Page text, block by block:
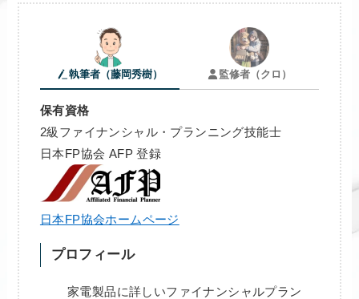
執筆者（藤岡秀樹） 監修者（クロ）
保有資格
2級ファイナンシャル・プランニング技能士
日本FP協会 AFP 登録
日本FP協会ホームページ
プロフィール
家電製品に詳しいファイナンシャルプラン